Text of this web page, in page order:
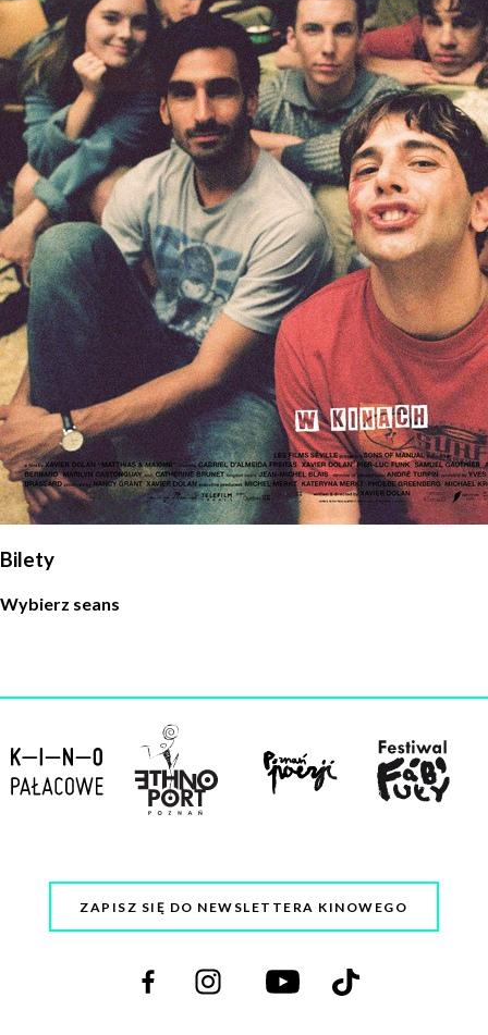
Kultury ZAMEK z siedzibą w Poznaniu. Zapoznałem/am
się z informacjami dotyczącymi przetwarzania danych
osobowych, które są zawarte wPolityce prywatności.
WYŚLIJ
Bilety
Wybierz seans
ZAPISZ SIĘ DO NEWSLETTERA KINOWEGO
Odwiedź
nas
Odwiedź
nas
Odwiedź
nas
Odwiedź
nas